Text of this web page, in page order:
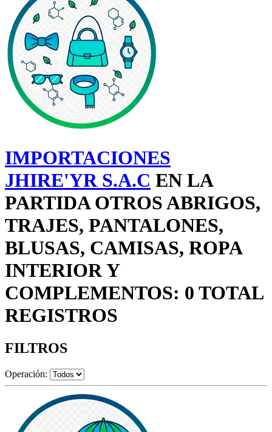
IMPORTACIONES
JHIRE'YR S.A.C EN LA
PARTIDA OTROS ABRIGOS,
TRAJES, PANTALONES,
BLUSAS, CAMISAS, ROPA
INTERIOR Y
COMPLEMENTOS: 0 TOTAL
REGISTROS
FILTROS
Operación: